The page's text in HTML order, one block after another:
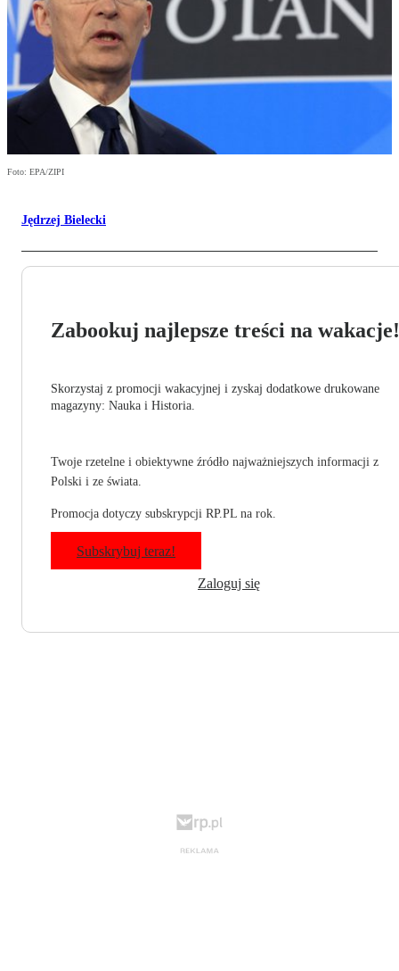
Foto: EPA/ZIPI
Jędrzej Bielecki
Zabookuj najlepsze treści na wakacje!
Skorzystaj z promocji wakacyjnej i zyskaj dodatkowe drukowane
magazyny: Nauka i Historia.
Twoje rzetelne i obiektywne źródło najważniejszych informacji z
Polski i ze świata.
Promocja dotyczy subskrypcji RP.PL na rok.
Subskrybuj teraz!
Zaloguj się